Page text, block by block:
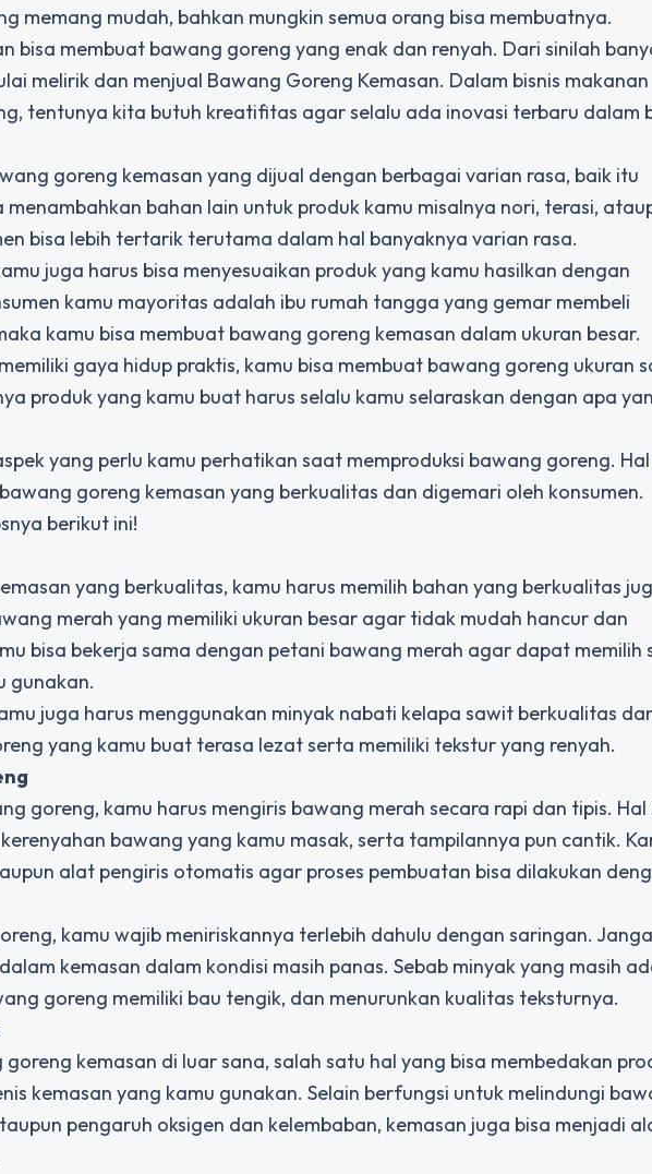
memang mudah, bahkan mungkin semua orang bisa membuatnya.
bisa membuat bawang goreng yang enak dan renyah. Dari sinilah
melirik dan menjual Bawang Goreng Kemasan. Dalam bisnis makanan
tentunya kita butuh kreatifitas agar selalu ada inovasi terbaru dalam
goreng kemasan yang dijual dengan berbagai varian rasa, baik itu
bahan lain untuk produk kamu misalnya nori, terasi,
bisa lebih tertarik terutama dalam hal banyaknya varian rasa.
juga harus bisa menyesuaikan produk yang kamu hasilkan dengan
kamu mayoritas adalah ibu rumah tangga yang gemar membeli
kamu bisa membuat bawang goreng kemasan dalam ukuran besar.
gaya hidup praktis, kamu bisa membuat bawang goreng ukuran
produk yang kamu buat harus selalu kamu selaraskan dengan apa
yang perlu kamu perhatikan saat memproduksi bawang goreng. Hal
goreng kemasan yang berkualitas dan digemari oleh konsumen.
berikut ini!
yang berkualitas, kamu harus memilih bahan yang berkualitas
merah yang memiliki ukuran besar agar tidak mudah hancur dan
bisa bekerja sama dengan petani bawang merah agar dapat memilih
gunakan.
juga harus menggunakan minyak nabati kelapa sawit berkualitas
yang kamu buat terasa lezat serta memiliki tekstur yang renyah.
goreng, kamu harus mengiris bawang merah secara rapi dan tipis. Hal
bawang yang kamu masak, serta tampilannya pun cantik.
alat pengiris otomatis agar proses pembuatan bisa dilakukan
kamu wajib meniriskannya terlebih dahulu dengan saringan.
kemasan dalam kondisi masih panas. Sebab minyak yang masih
goreng memiliki bau tengik, dan menurunkan kualitas teksturnya.
kemasan di luar sana, salah satu hal yang bisa membedakan
kemasan yang kamu gunakan. Selain berfungsi untuk melindungi
pengaruh oksigen dan kelembaban, kemasan juga bisa menjadi